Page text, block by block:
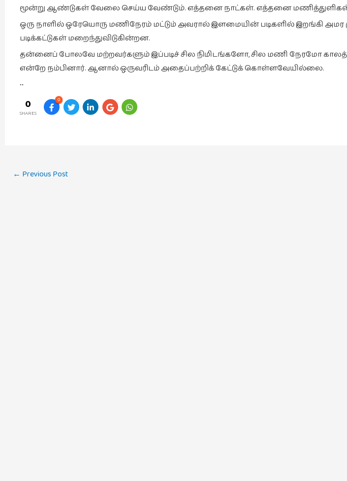
மூன்று ஆண்டுகள் வேலை செய்ய வேண்டும். எத்தனை நாட்கள். எத்தனை மணித்துளிகள்
ஒரு நாளில் ஒரேயொரு மணிநேரம் மட்டும் அவரால் இளமையின் படிகளில் இறங்கி அமர
படிக்கட்டுகள் மறைந்துவிடுகின்றன.
தன்னைப் போலவே மற்றவர்களும் இப்படிச் சில நிமிடங்களோ, சில மணி நேரமோ
என்றே நம்பினார். ஆனால் ஒருவரிடம் அதைப்பற்றிக் கேட்டுக் கொள்ளவேயில்லை.
••
0
SHARES
0
Post
← Previous Post